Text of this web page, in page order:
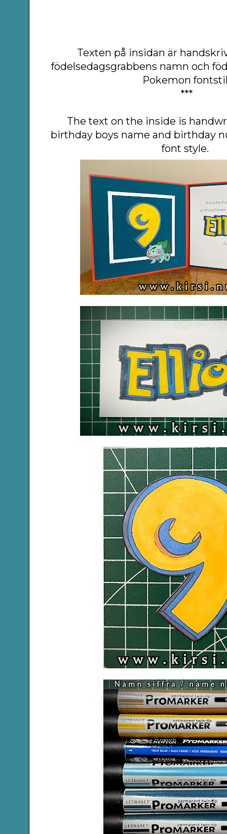
Texten på insidan är
födelsedagsgrabbens namn och
Pokemon
***
The text on the inside is
birthday boys name and birthday
font style.